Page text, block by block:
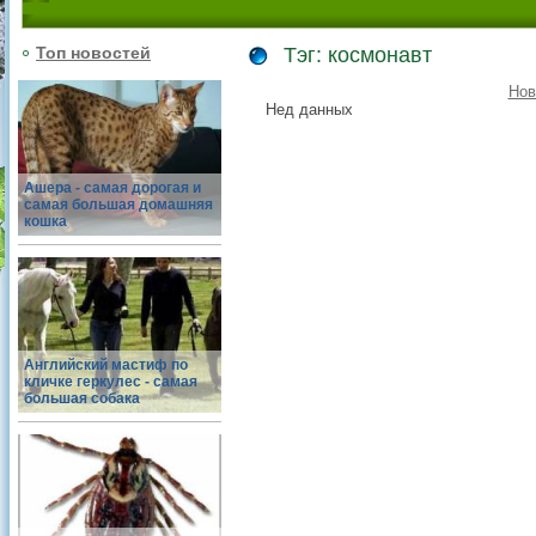
Топ новостей
Ашера - самая дорогая и
самая большая домашняя
кошка
Английский мастиф по
кличке геркулес - самая
большая собака
Тэг: космонавт
Нед данных